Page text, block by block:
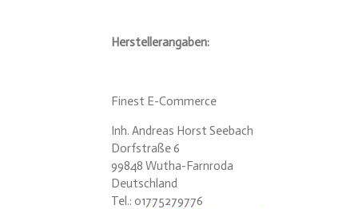
Herstellerangaben:
Finest E-Commerce
Inh. Andreas Horst Seebach
Dorfstraße 6
99848 Wutha-Farnroda
Deutschland
Tel.: 01775279776